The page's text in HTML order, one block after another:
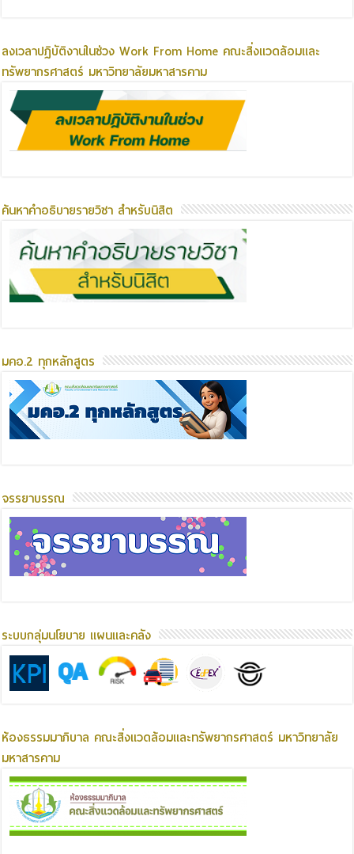
ลงเวลาปฏิบัติงานในช่วง Work From Home คณะสิ่งแวดล้อมและ
ทรัพยากรศาสตร์ มหาวิทยาลัยมหาสารคาม
ค้นหาคำอธิบายรายวิชา สำหรับนิสิต
มคอ.2 ทุกหลักสูตร
จรรยาบรรณ
ระบบกลุ่มนโยบาย แผนและคลัง
ห้องธรรมมาภิบาล คณะสิ่งแวดล้อมและทรัพยากรศาสตร์ มหาวิทยาลัย
มหาสารคาม